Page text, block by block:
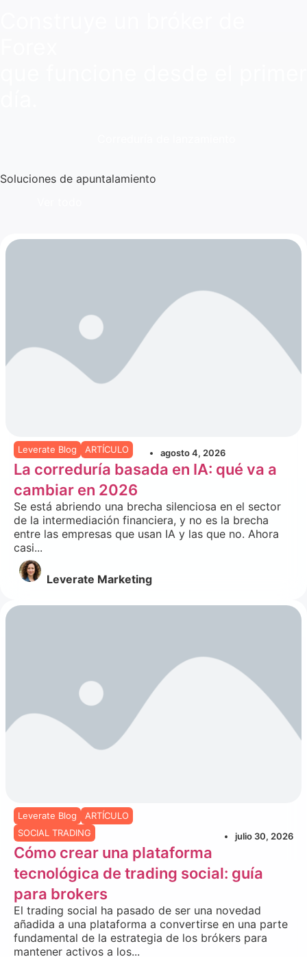
Soluciones de apuntalamiento
Leverate Blog ARTÍCULO agosto 4, 2026
La correduría basada en IA: qué va a
cambiar en 2026
Se está abriendo una brecha silenciosa en el sector
de la intermediación financiera, y no es la brecha
entre las empresas que usan IA y las que no. Ahora
casi...
Leverate Marketing
Leverate Blog
ARTÍCULO
SOCIAL TRADING
julio 30, 2026
Cómo crear una plataforma
tecnológica de trading social: guía
para brokers
El trading social ha pasado de ser una novedad
añadida a una plataforma a convertirse en una parte
fundamental de la estrategia de los brókers para
mantener activos a los...